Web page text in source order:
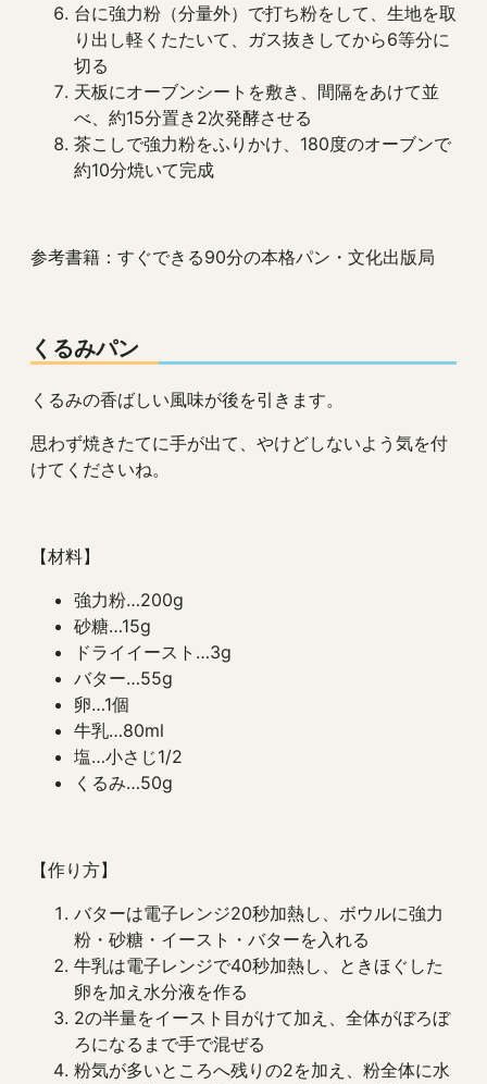
台に強力粉（分量外）で打ち粉をして、生地を取
り出し軽くたたいて、ガス抜きしてから6等分に
切る
天板にオーブンシートを敷き、間隔をあけて並
べ、約15分置き2次発酵させる
茶こしで強力粉をふりかけ、180度のオーブンで
約10分焼いて完成
参考書籍：すぐできる90分の本格パン・文化出版局
くるみパン
くるみの香ばしい風味が後を引きます。
思わず焼きたてに手が出て、やけどしないよう気を付
けてくださいね。
【材料】
強力粉…200g
砂糖…15g
ドライイースト…3g
バター…55g
卵…1個
牛乳…80ml
塩…小さじ1/2
くるみ…50g
【作り方】
バターは電子レンジ20秒加熱し、ボウルに強力
粉・砂糖・イースト・バターを入れる
牛乳は電子レンジで40秒加熱し、ときほぐした
卵を加え水分液を作る
2の半量をイースト目がけて加え、全体がぼろぼ
ろになるまで手で混ぜる
粉気が多いところへ残りの2を加え、粉全体に水